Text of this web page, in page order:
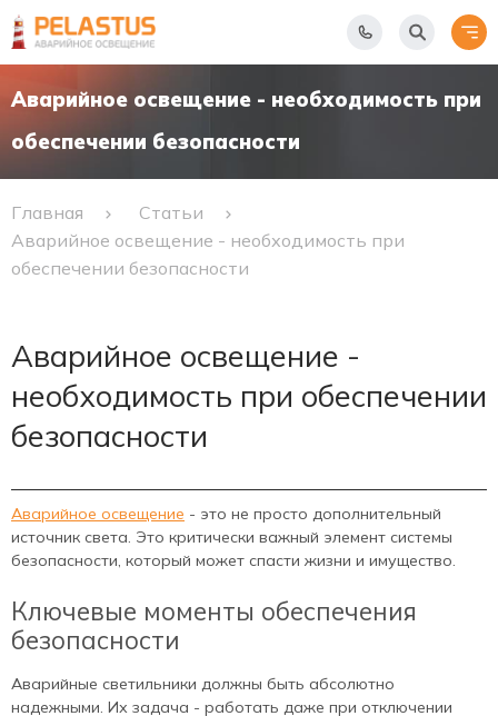
Аварийное освещение - необходимость при
обеспечении безопасности
Главная
Статьи
Аварийное освещение - необходимость при
обеспечении безопасности
Аварийное освещение -
необходимость при обеспечении
безопасности
Аварийное освещение - это не просто дополнительный
источник света. Это критически важный элемент системы
безопасности, который может спасти жизни и имущество.
Ключевые моменты обеспечения
безопасности
Аварийные светильники должны быть абсолютно
надежными. Их задача - работать даже при отключении